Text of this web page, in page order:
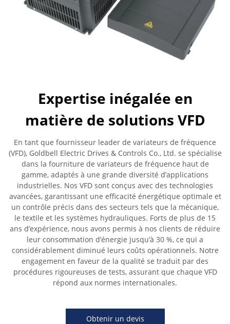
Expertise inégalée en
matière de solutions VFD
En tant que fournisseur leader de variateurs de fréquence
(VFD), Goldbell Electric Drives & Controls Co., Ltd. se spécialise
dans la fourniture de variateurs de fréquence haut de
gamme, adaptés à une grande diversité d’applications
industrielles. Nos VFD sont conçus avec des technologies
avancées, garantissant une efficacité énergétique optimale et
un contrôle précis dans des secteurs tels que la mécanique,
le textile et les systèmes hydrauliques. Forts de plus de 15
ans d’expérience, nous avons permis à nos clients de réduire
leur consommation d’énergie jusqu’à 30 %, ce qui a
considérablement diminué leurs coûts opérationnels. Notre
engagement en faveur de la qualité se traduit par des
procédures rigoureuses de tests, assurant que chaque VFD
répond aux normes internationales.
Obtenir un devis